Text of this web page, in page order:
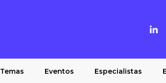
Temas Eventos Especialistas